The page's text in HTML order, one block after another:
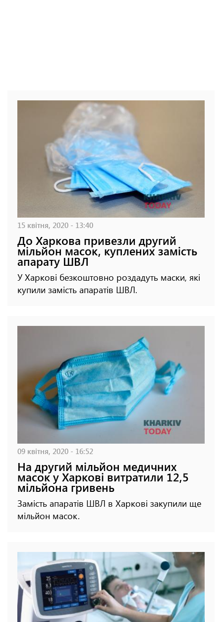
15 квітня, 2020 - 13:40
До Харкова привезли другий
мільйон масок, куплених замість
апарату ШВЛ
У Харкові безкоштовно роздадуть маски, які
купили замість апаратів ШВЛ.
09 квітня, 2020 - 16:52
На другий мільйон медичних
масок у Харкові витратили 12,5
мільйона гривень
Замість апаратів ШВЛ в Харкові закупили ще
мільйон масок.